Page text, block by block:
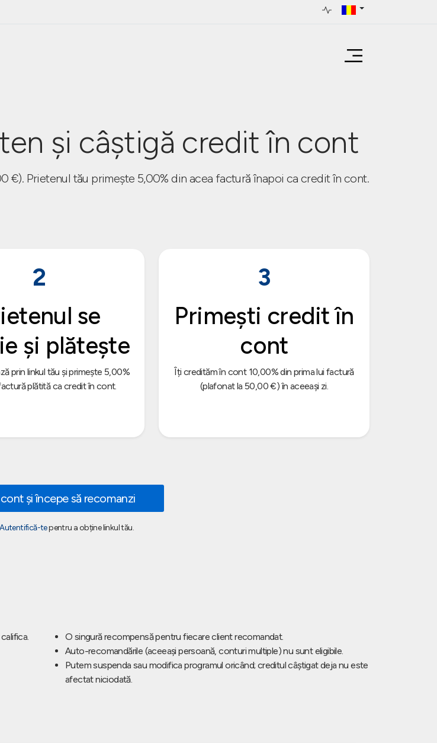
și câștigă credit în cont
€). Prietenul tău primește 5,00% din acea factură înapoi ca credit în cont.
2
se
și plătește
prin linkul tău și primește 5,00%
plătită ca credit în cont.
3
Primești credit în
cont
Îți credităm în cont 10,00% din prima lui factură
(plafonat la 50,00 €) în aceeași zi.
și începe să recomanzi
Autentifică-tepentru a obține linkul tău.
O singură recompensă pentru fiecare client recomandat.
Auto-recomandările (aceeași persoană, conturi multiple) nu sunt eligibile.
Putem suspenda sau modifica programul oricând; creditul câștigat deja nu este
afectat niciodată.